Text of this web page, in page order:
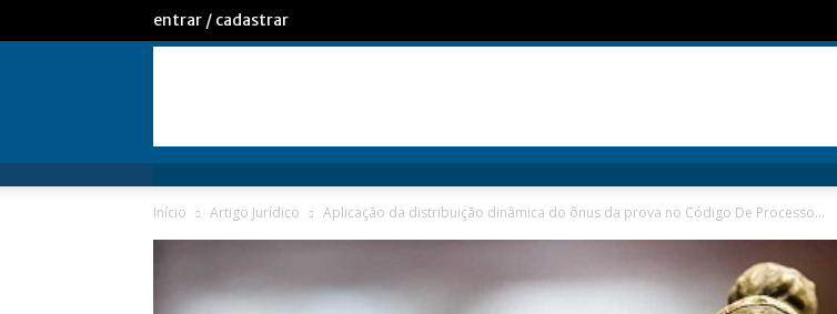
entrar / cadastrar
Início Artigo Jurídico Aplicação da distribuição dinâmica do ônus da prova no Código De Processo...